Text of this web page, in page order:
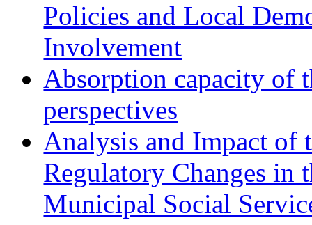
Policies and Local
Involvement
Absorption capacity of
perspectives
Analysis and Impact of
Regulatory Changes in
Municipal Social